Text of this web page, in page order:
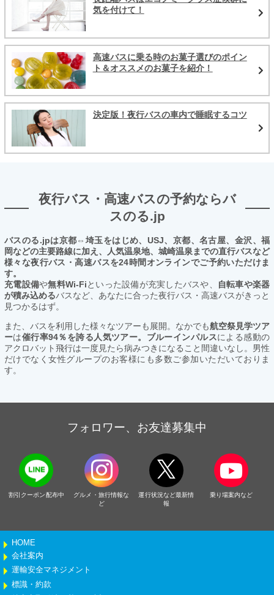
気を付けて！
高速バスに乗る時のお菓子選びのポイン
ト＆オススメのお菓子を紹介！
決定版！夜行バスの車内で睡眠するコツ
夜行バス・高速バスの予約ならバ
スのる.jp
バスのる.jpは京都⇔埼玉をはじめ、USJ、京都、名古屋、金沢、福
岡などの主要路線に加え、人気温泉地、城崎温泉までの直行バスなど
様々な夜行バス・高速バスを24時間オンラインでご予約いただけま
す。
充電設備や無料Wi-Fiといった設備が充実したバスや、
自転車や楽器
が積み込めるバスなど、あなたに合った夜行バス・高速バスがきっと
見つかるはず。
また、バスを利用した様々なツアーも展開。なかでも航空祭見学ツア
ーは催行率94％を誇る人気ツアー。ブルーインパルスによる感動の
アクロバット飛行は一度見たら病みつきになること間違いなし。男性
だけでなく女性グループのお客様にも多数ご参加いただいておりま
す。
フォロワー、お友達募集中
割引クーポン配布中
グルメ・旅行情報な
ど
運行状況など最新情
報
乗り場案内など
HOME
会社案内
運輸安全マネジメント
標識・約款